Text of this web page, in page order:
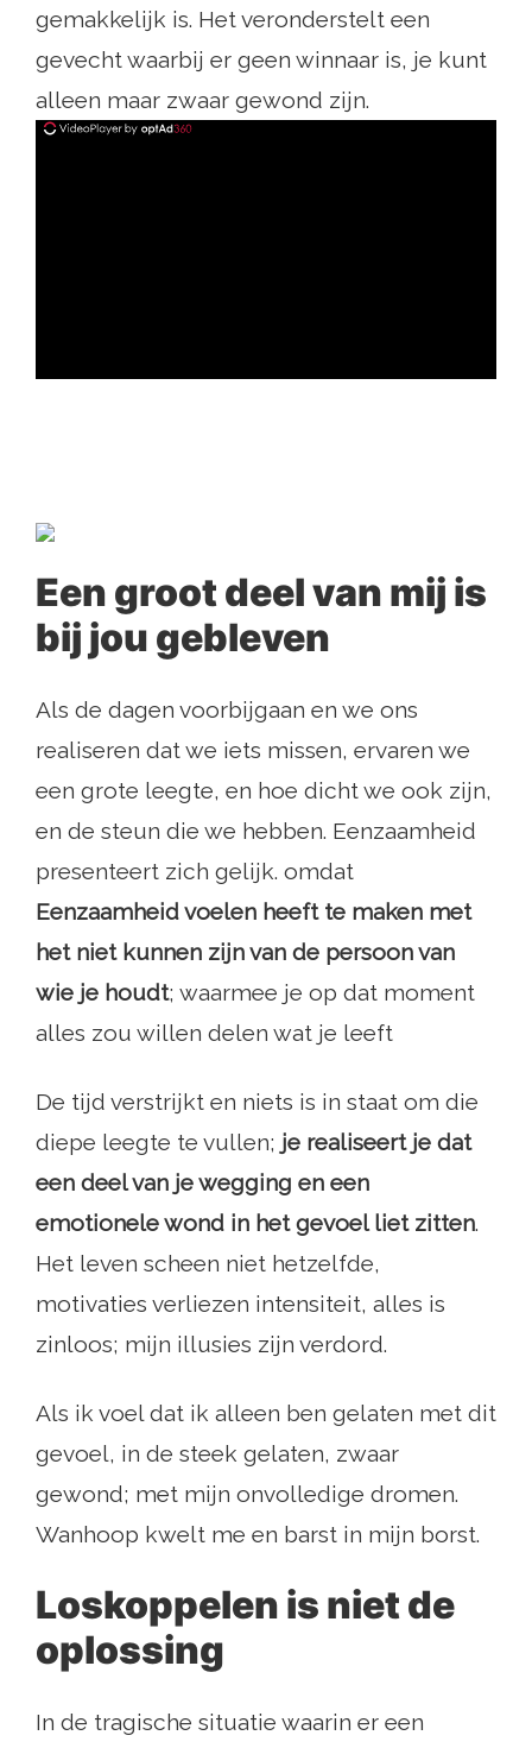
gemakkelijk is. Het veronderstelt een
gevecht waarbij er geen winnaar is, je kunt
alleen maar zwaar gewond zijn.
Een groot deel van mij is
bij jou gebleven
Als de dagen voorbijgaan en we ons
realiseren dat we iets missen, ervaren we
een grote leegte, en hoe dicht we ook zijn,
en de steun die we hebben. Eenzaamheid
presenteert zich gelijk. omdat
Eenzaamheid voelen heeft te maken met
het niet kunnen zijn van de persoon van
wie je houdt; waarmee je op dat moment
alles zou willen delen wat je leeft
De tijd verstrijkt en niets is in staat om die
diepe leegte te vullen; je realiseert je dat
een deel van je wegging en een
emotionele wond in het gevoel liet zitten.
Het leven scheen niet hetzelfde,
motivaties verliezen intensiteit, alles is
zinloos; mijn illusies zijn verdord.
Als ik voel dat ik alleen ben gelaten met dit
gevoel, in de steek gelaten, zwaar
gewond; met mijn onvolledige dromen.
Wanhoop kwelt me ​​en barst in mijn borst.
Loskoppelen is niet de
oplossing
In de tragische situatie waarin er een